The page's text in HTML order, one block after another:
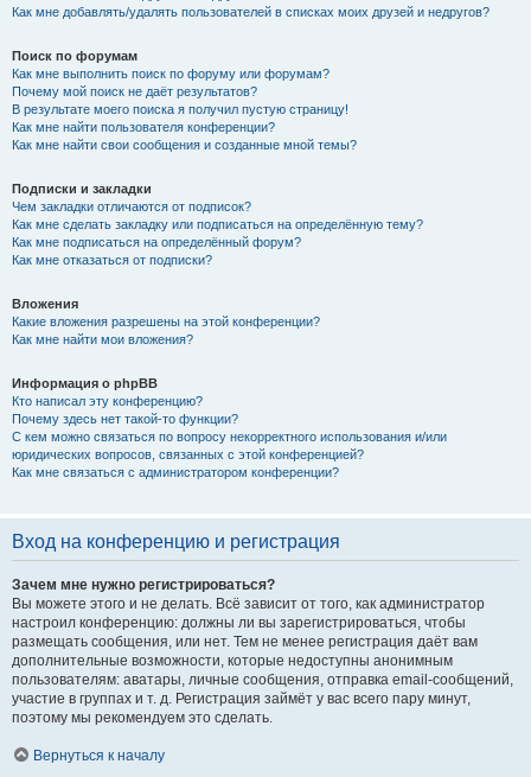
Как мне добавлять/удалять пользователей в списках моих друзей и недругов?
Поиск по форумам
Как мне выполнить поиск по форуму или форумам?
Почему мой поиск не даёт результатов?
В результате моего поиска я получил пустую страницу!
Как мне найти пользователя конференции?
Как мне найти свои сообщения и созданные мной темы?
Подписки и закладки
Чем закладки отличаются от подписок?
Как мне сделать закладку или подписаться на определённую тему?
Как мне подписаться на определённый форум?
Как мне отказаться от подписки?
Вложения
Какие вложения разрешены на этой конференции?
Как мне найти мои вложения?
Информация о phpBB
Кто написал эту конференцию?
Почему здесь нет такой-то функции?
С кем можно связаться по вопросу некорректного использования и/или
юридических вопросов, связанных с этой конференцией?
Как мне связаться с администратором конференции?
Вход на конференцию и регистрация
Зачем мне нужно регистрироваться?
Вы можете этого и не делать. Всё зависит от того, как администратор
настроил конференцию: должны ли вы зарегистрироваться, чтобы
размещать сообщения, или нет. Тем не менее регистрация даёт вам
дополнительные возможности, которые недоступны анонимным
пользователям: аватары, личные сообщения, отправка email-сообщений,
участие в группах и т. д. Регистрация займёт у вас всего пару минут,
поэтому мы рекомендуем это сделать.
Вернуться к началу